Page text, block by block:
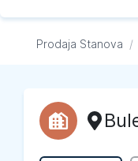
Prodaja Stanova /